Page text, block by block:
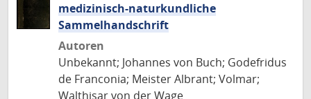
medizinisch-naturkundliche
Sammelhandschrift
Autoren
Unbekannt; Johannes von Buch; Godefridus
de Franconia; Meister Albrant; Volmar;
Walthisar von der Wage